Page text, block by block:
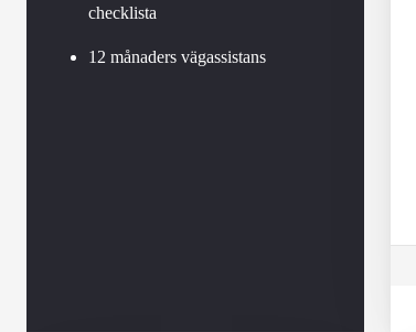
Från 599 900 kr
Nya Corolla Cross
checklista
12 månaders vägassistans